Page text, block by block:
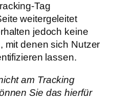
Tag
weitergeleitet
jedoch keine
mit denen sich Nutzer
lassen.
am Tracking
Sie das hierfür